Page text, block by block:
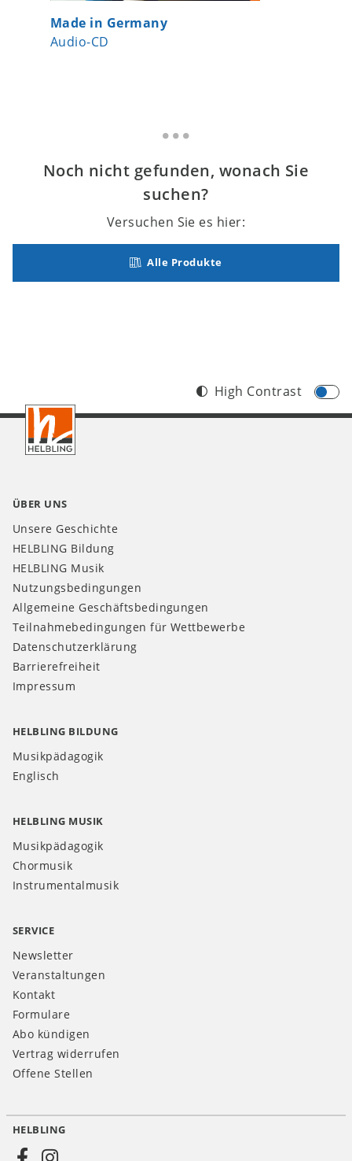
Made in Germany
Audio-CD
Noch nicht gefunden, wonach Sie
suchen?
Versuchen Sie es hier:
Alle Produkte
Footer
CH
High Contrast
ÜBER UNS
Unsere Geschichte
HELBLING Bildung
HELBLING Musik
Nutzungsbedingungen
Allgemeine Geschäftsbedingungen
Teilnahmebedingungen für Wettbewerbe
Datenschutzerklärung
Barrierefreiheit
Impressum
HELBLING BILDUNG
Musikpädagogik
Englisch
HELBLING MUSIK
Musikpädagogik
Chormusik
Instrumentalmusik
SERVICE
Newsletter
Veranstaltungen
Kontakt
Formulare
Abo kündigen
Vertrag widerrufen
Offene Stellen
Social
HELBLING